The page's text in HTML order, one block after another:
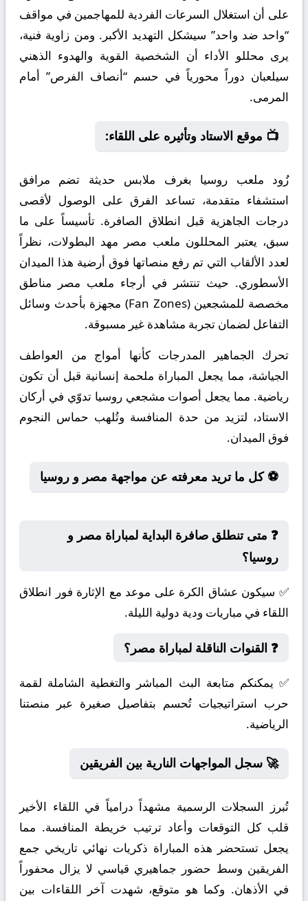
على أن استغلال السرعات الفردية للمهاجمين في مواقف
“واحد ضد واحد” سيشكل التهديد الأكبر. ومن زاوية فنية،
يرى محللو الأداء أن الشخصية القوية والهدوء الذهني
سيلعبان دوراً محورياً في حسم “أنصاف الفرص” أمام
المرمى.
📺 موقع الاستاد وتأثيره على اللقاء:
زُود ملعب روسيا بغرف ملابس حديثة تضم مرافق
استشفاء متقدمة، تساعد الفرق على الوصول لأقصى
درجات الجاهزية قبل انطلاق الصافرة. تأسيساً على ما
سبق، يعتبر المحللون ملعب مصر مهد البطولات، نظراً
لعدد الألقاب التي تم رفع منصاتها فوق أرضية هذا الميدان
الأسطوري. حيث تنتشر في أرجاء ملعب مصر مناطق
مخصصة للمشجعين (Fan Zones) مجهزة بأحدث وسائل
التفاعل لضمان تجربة مشاهدة غير مسبوقة.
تحرك الجماهير المدرجات كأنها أمواج من العواطف
الجياشة، مما يجعل المباراة ملحمة إنسانية قبل أن تكون
رياضية. مما يجعل أصوات مشجعي روسيا تدوّي في أركان
الاستاد، لتزيد من حدة المنافسة وتُلهب حماس النجوم
فوق الميدان.
⚽ كل ما تريد معرفته عن مواجهة مصر و روسيا
❓ متى تنطلق صافرة البداية لمباراة مصر و
روسيا؟
✅ سيكون عشاق الكرة على موعد مع الإثارة فور انطلاق
اللقاء في مباريات ودية دولية الليلة.
❓ القنوات الناقلة لمباراة مصر؟
✅ يمكنكم متابعة البث المباشر والتغطية الشاملة لقمة
حرب استراتيجيات تُحسم بتفاصيل صغيرة عبر منصتنا
الرياضية.
🚀 سجل المواجهات النارية بين الفريقين
تُبرز السجلات الرسمية مشهداً درامياً في اللقاء الأخير
قلب كل التوقعات وأعاد ترتيب خريطة المنافسة. مما
يجعل تستحضر هذه المباراة ذكريات نهائي تاريخي جمع
الفريقين وسط حضور جماهيري قياسي لا يزال محفوراً
في الأذهان. وكما هو متوقع، شهدت آخر اللقاءات بين